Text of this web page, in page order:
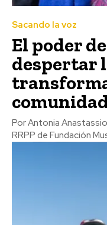
Sacando la voz
El poder
despertar
Por Antonia
RRPP de Fundación